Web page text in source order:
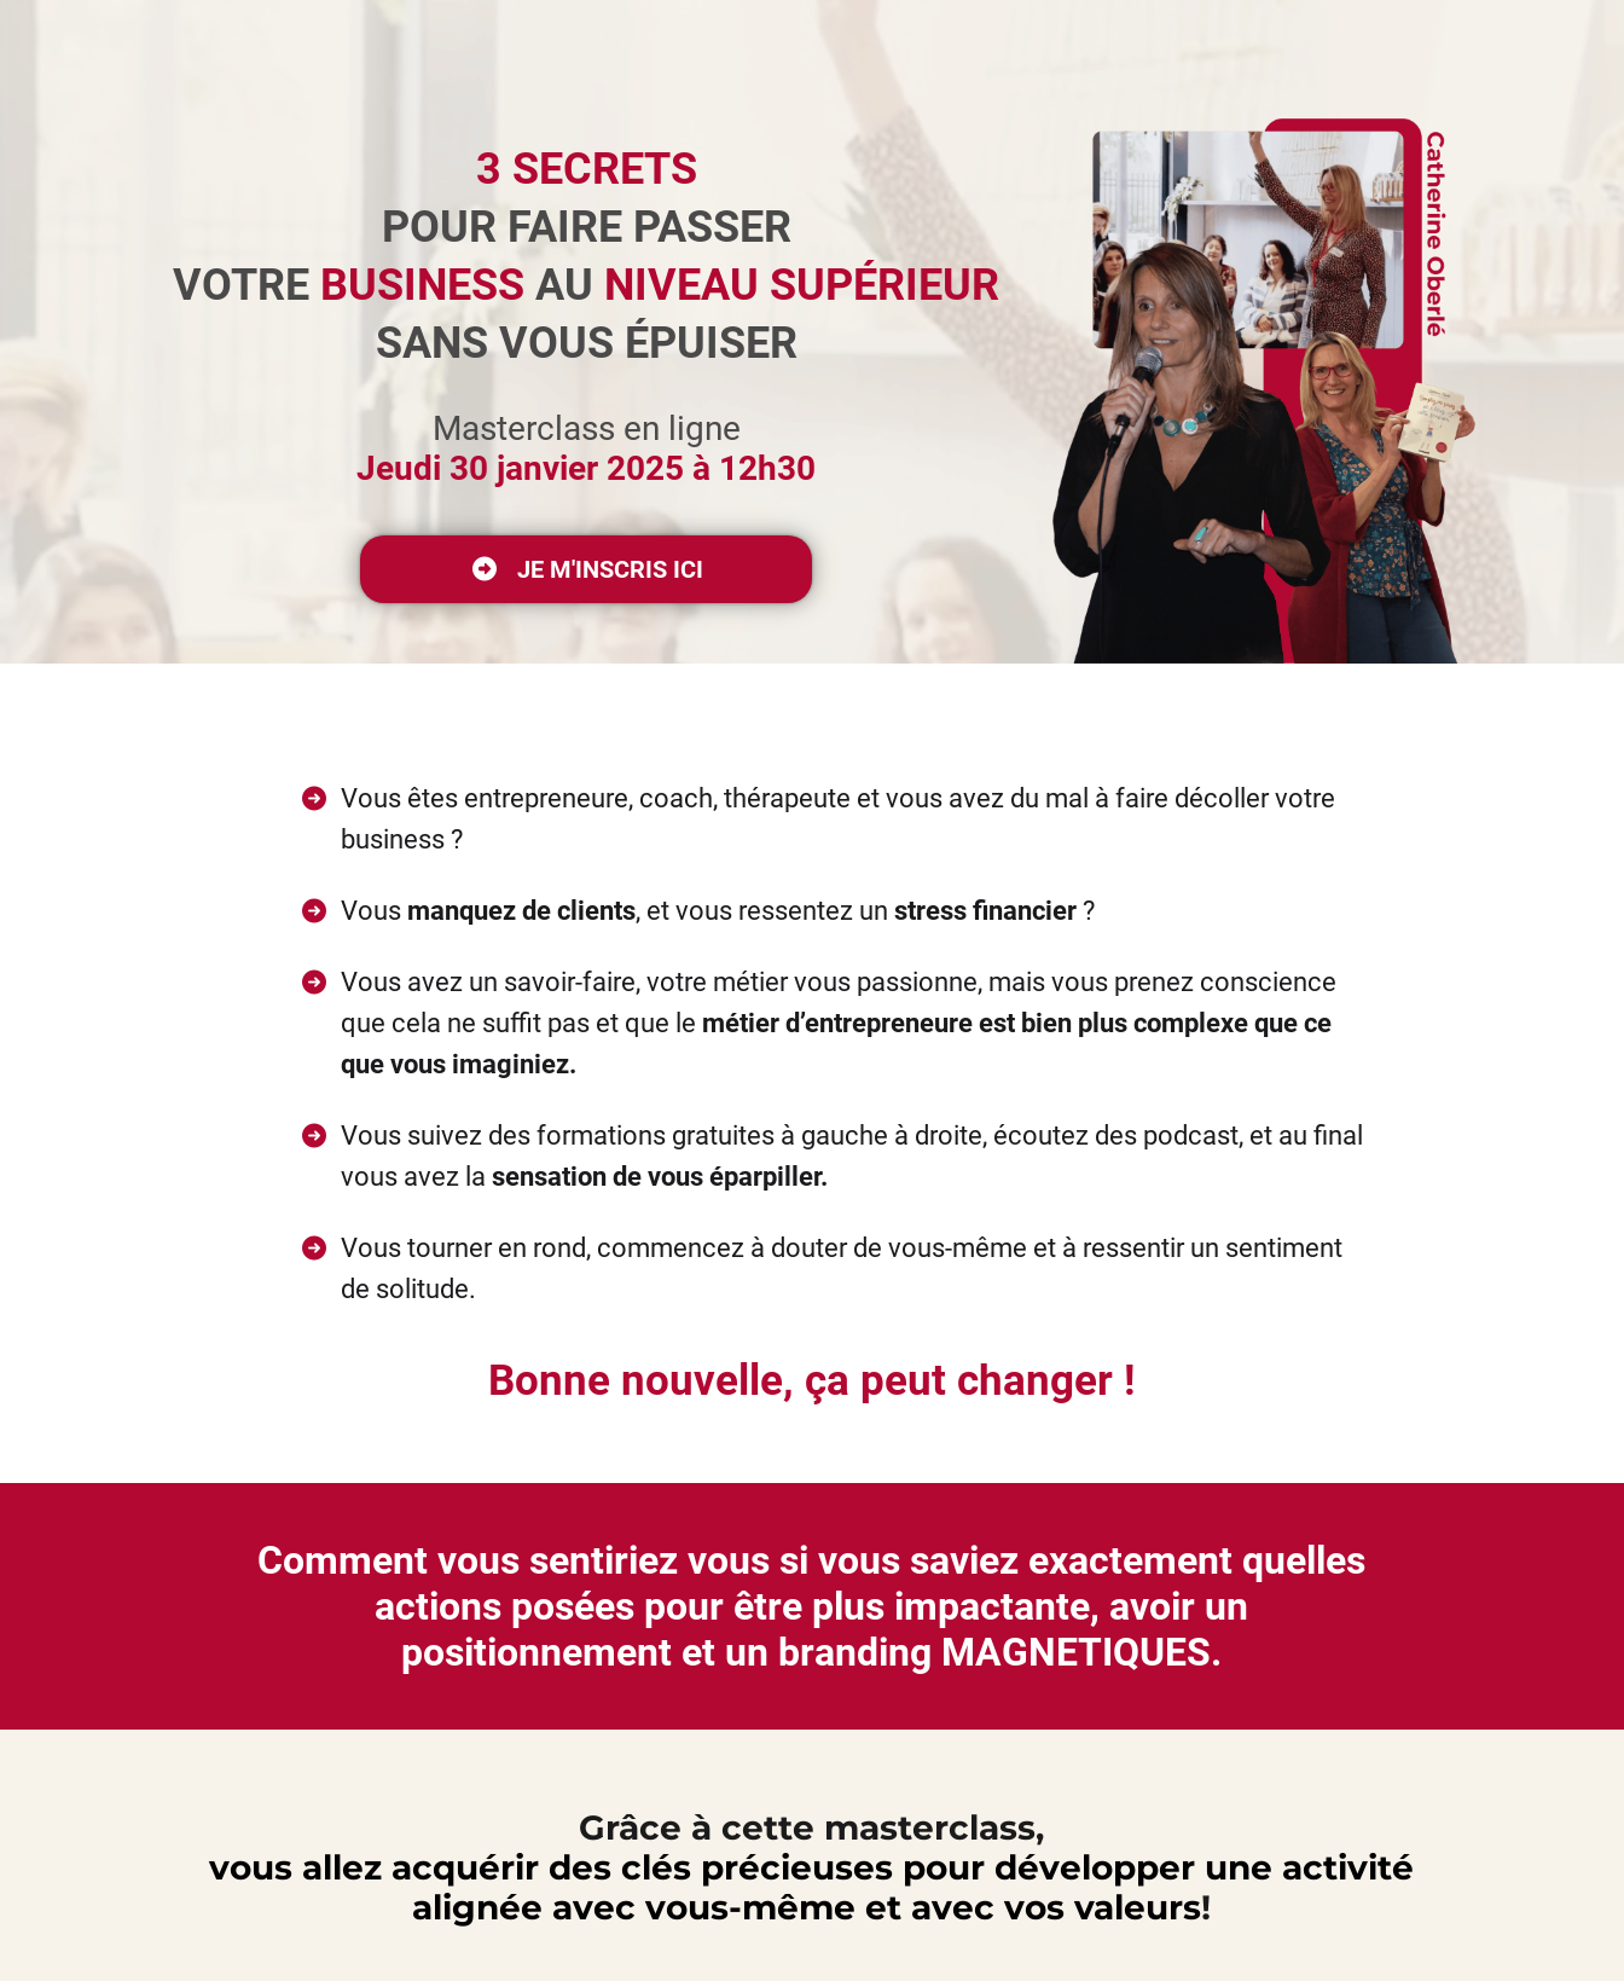
3 SECRETS
POUR FAIRE PASSER
VOTRE BUSINESSAU NIVEAU SUPÉRIEUR
SANS VOUS ÉPUISER
Masterclass en ligne
Jeudi 30 janvier 2025 à 12h30
JE M'INSCRIS ICI
Vous êtes entrepreneure, coach, thérapeute et vous avez du mal à faire décoller votre
business ?
Vous manquez de clients, et vous ressentez un stress financier ?
Vous avez un savoir-faire, votre métier vous passionne, mais vous prenez conscience
que cela ne suffit pas et que le métier d’entrepreneure est bien plus complexe que ce
que vous imaginiez.
Vous suivez des formations gratuites à gauche à droite, écoutez des podcast, et au final
vous avez la sensation de vous éparpiller.
Vous tourner en rond, commencez à douter de vous-même et à ressentir un sentiment
de solitude.
Bonne nouvelle, ça peut changer !
Comment vous sentiriez vous si vous saviez exactement quelles
actions posées pour être plus impactante, avoir un
positionnement et un branding MAGNETIQUES.
Grâce à cette masterclass,
vous allez acquérir des clés précieuses pour développer une activité
alignée avec vous-même et avec vos valeurs!